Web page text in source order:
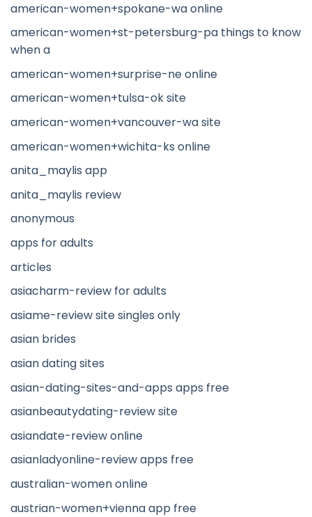
american-women+spokane-wa online
american-women+st-petersburg-pa things to know
when a
american-women+surprise-ne online
american-women+tulsa-ok site
american-women+vancouver-wa site
american-women+wichita-ks online
anita_maylis app
anita_maylis review
anonymous
apps for adults
articles
asiacharm-review for adults
asiame-review site singles only
asian brides
asian dating sites
asian-dating-sites-and-apps apps free
asianbeautydating-review site
asiandate-review online
asianladyonline-review apps free
australian-women online
austrian-women+vienna app free